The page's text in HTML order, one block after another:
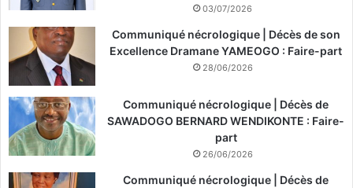
03/07/2026
Communiqué nécrologique | Décès de son
Excellence Dramane YAMEOGO : Faire-part
28/06/2026
Communiqué nécrologique | Décès de
SAWADOGO BERNARD WENDIKONTE : Faire-
part
26/06/2026
Communiqué nécrologique | Décès de